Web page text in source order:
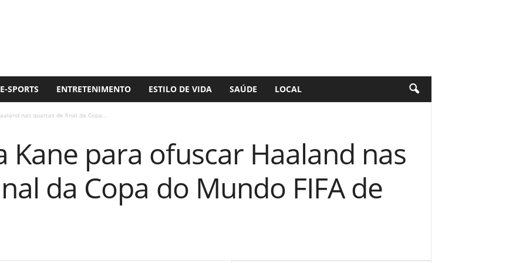
E-SPORTS ENTRETENIMENTO ESTILO DE VIDA SAÚDE LOCAL
nas quartas de final da Copa...
Kane para ofuscar Haaland nas
da Copa do Mundo FIFA de